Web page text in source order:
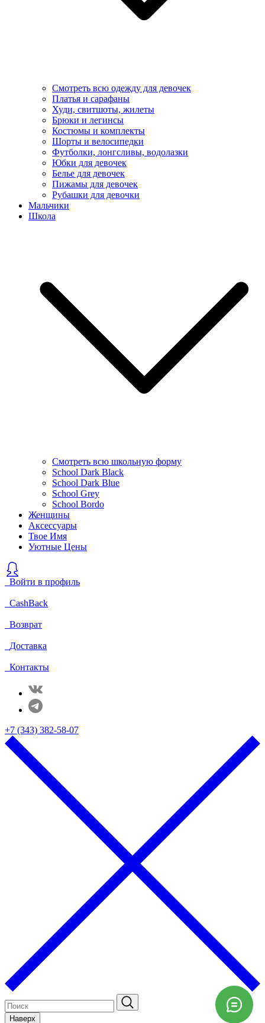
Смотреть всю одежду для девочек
Платья и сарафаны
Худи, свитшоты, жилеты
Брюки и легинсы
Костюмы и комплекты
Шорты и велосипедки
Футболки, лонгсливы, водолазки
Юбки для девочек
Белье для девочек
Пижамы для девочек
Рубашки для девочки
Мальчики
Школа
Смотреть всю школьную форму
School Dark Black
School Dark Blue
School Grey
School Bordo
Женщины
Аксессуары
Твое Имя
Уютные Цены
Войти в профиль
CashBack
Возврат
Доставка
Контакты
+7 (343) 382-58-07
Наверх